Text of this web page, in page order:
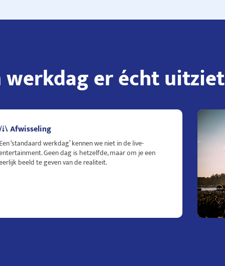
werkdag er écht uitziet
Afwisseling
Een ‘standaard werkdag’ kennen we niet in de live-
Geen dag is hetzelfde, maar om je een
beeld te geven van de realiteit.